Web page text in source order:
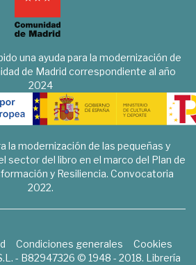
una ayuda para la modernización de
de Madrid correspondiente al año
2024
la modernización de las pequeñas y
sector del libro en el marco del Plan de
y Resiliencia. Convocatoria
2022.
Condiciones generales
Cookies
- B82947326 © 1948 - 2018. Librería